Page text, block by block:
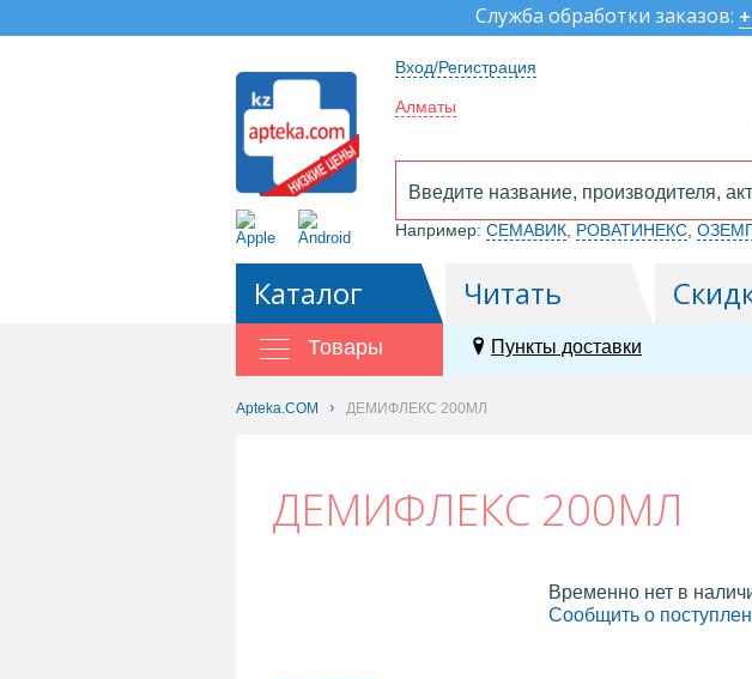
Служба обработки заказов:
Вход/Регистрация
Алматы
Например: СЕМАВИК РОВАТИНЕКС
Каталог Читать
Товары Пункты доставки
Apteka.COM ДЕМИФЛЕКС 200МЛ
ДЕМИФЛЕКС 200МЛ
Временно нет в
Сообщить о